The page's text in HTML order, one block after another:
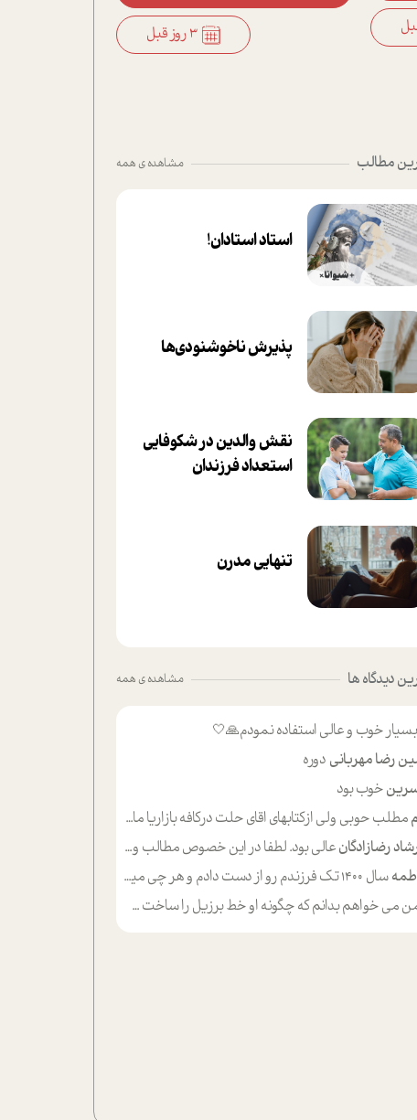
3 روز قبل
مطالب مشاهده ی همه
استاد استادان!
پذیرش ناخوشنودی‌ها
نقش والدین در شکوفا‌یی
ا‌ستعداد فرزندان‌
تنهایی مدرن
دیدگاه ها مشاهده ی همه
خوب و عالی استفاده نمودم🙏🤍
رضا مهربانی دوره
خوب بود
مطلب حوبی ولی ازکتابهای اقای حلت درکافه بازاریا مایکت میزاشتن رایگان خوب بود ولی هرکدام خلاصه شده ش تومجله از طریق سایت هم خوبه اینکه درزیر اخرصفحه گذاشته شده خب ادم خبره میره نصب میکنه میخونه ولی هرکسی گوشیش ظرفیتش نداره باتشکر
رضازادگانعالی بود. لطفا در این خصوص مطالب و مثال های بیشتر ی ارایه دهید
سال ۱۴۰۰ تک فرزندم رو از دست دادم و هر چی میگذره حالم بدتر میشه و دلتنگتر تنایی رو ترجیح دادم و معاشرت برام سخت شده
می خواهم بدانم که چگونه او خط برزیل را ساخت چگونه با چه چیز هایی